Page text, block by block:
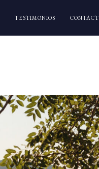
TESTIMONIOS